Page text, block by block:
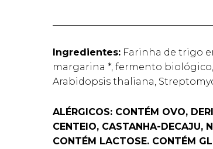
Ingredientes: Farinha de trigo
margarina *, fermento
Arabidopsis thaliana,
ALÉRGICOS: CONTÉM OVO,
CENTEIO, CASTANHA-DECAJU,
CONTÉM LACTOSE. CONTÉM